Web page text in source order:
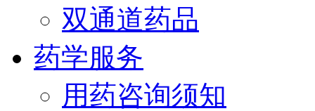
双通道药品
药学服务
用药咨询须知